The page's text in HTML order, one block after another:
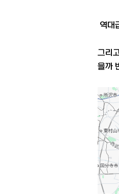
역대
그리
을까